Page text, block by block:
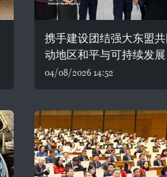
携手建设团结强大东盟
动地区和平与可持续发展
04/08/2026 14:52